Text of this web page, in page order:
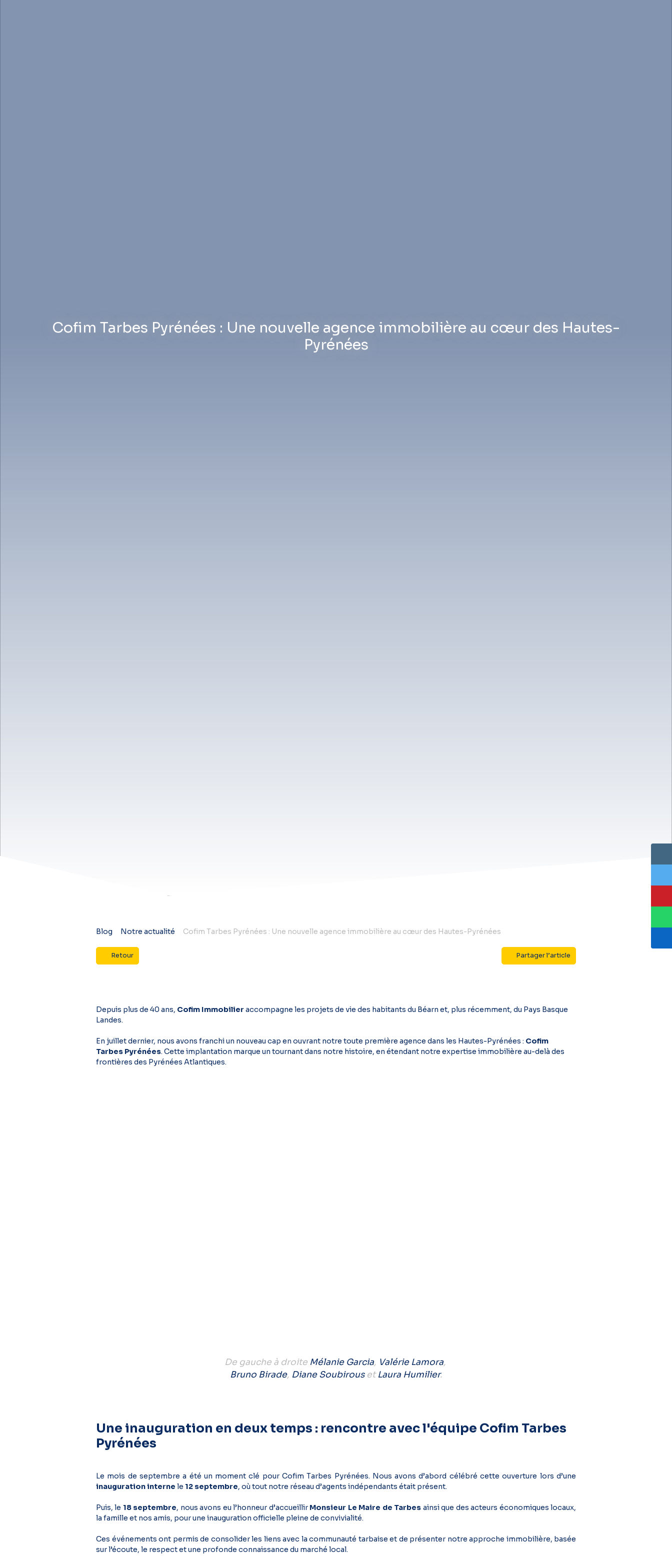
Cofim Tarbes Pyrénées : Une nouvelle agence immobilière au cœur des Hautes-
Pyrénées
Blog Notre actualité Cofim Tarbes Pyrénées : Une nouvelle agence immobilière au cœur des Hautes-Pyrénées
Retour Partager l’article
Depuis plus de 40 ans, Cofim Immobilier accompagne les projets de vie des habitants du Béarn et, plus récemment, du Pays Basque
Landes.
En juillet dernier, nous avons franchi un nouveau cap en ouvrant notre toute première agence dans les Hautes-Pyrénées : Cofim
Tarbes Pyrénées. Cette implantation marque un tournant dans notre histoire, en étendant notre expertise immobilière au-delà des
frontières des Pyrénées Atlantiques.
De gauche à droite Mélanie Garcia, Valérie Lamora,
Bruno Birade, Diane SoubirousetLaura Humilier.
Une inauguration en deux temps : rencontre avec l'équipe Cofim Tarbes
Pyrénées
Le mois de septembre a été un moment clé pour Cofim Tarbes Pyrénées. Nous avons d’abord célébré cette ouverture lors d’une
inauguration interne le 12 septembre, où tout notre réseau d’agents indépendants était présent.
Puis, le 18 septembre, nous avons eu l’honneur d’accueillir Monsieur Le Maire de Tarbes ainsi que des acteurs économiques locaux,
la famille et nos amis, pour une inauguration officielle pleine de convivialité.
Ces événements ont permis de consolider les liens avec la communauté tarbaise et de présenter notre approche immobilière, basée
sur l’écoute, le respect et une profonde connaissance du marché local.